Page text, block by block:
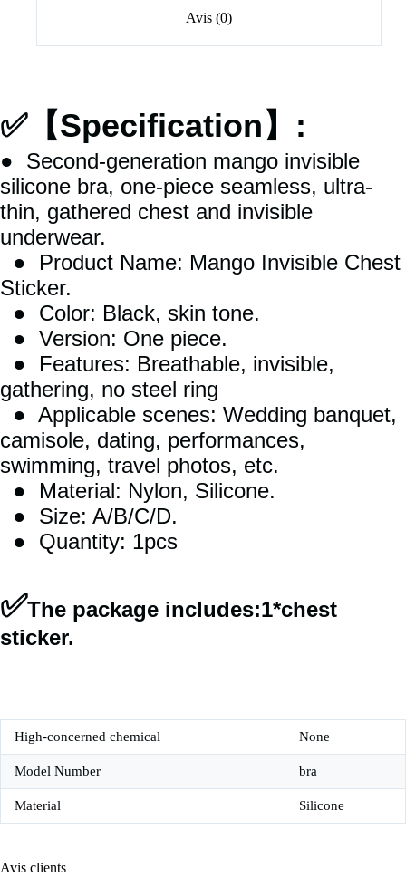
Avis (0)
✅【Specification】:
● Second-generation mango invisible
silicone bra, one-piece seamless, ultra-
thin, gathered chest and invisible
underwear.
● Product Name: Mango Invisible Chest
Sticker.
● Color: Black, skin tone.
● Version: One piece.
● Features: Breathable, invisible,
gathering, no steel ring
● Applicable scenes: Wedding banquet,
camisole, dating, performances,
swimming, travel photos, etc.
● Material: Nylon, Silicone.
● Size: A/B/C/D.
● Quantity: 1pcs
✅The package includes:1*chest
sticker.
High-concerned chemical None
Model Number bra
Material Silicone
Avis clients